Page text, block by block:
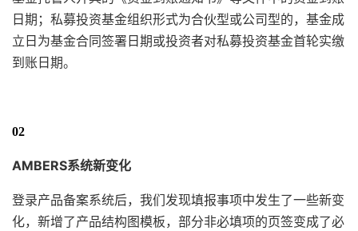
日期；私募投资基金组织形式为合伙型或公司型的，基金成
立日为基金合同签署日期或投资者对私募投资基金首轮实缴
到账日期。
02
AMBERS系统新变化
登录产品备案系统后，我们发现填报事项中发生了一些新变
化，新增了产品结构图模板，部分非必填项的页签变成了必